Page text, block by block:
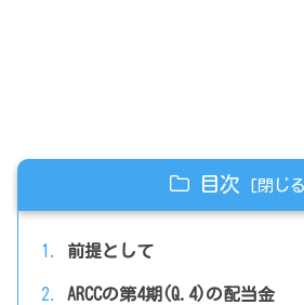
目次
前提として
ARCCの第4期(Q.4)の配当金